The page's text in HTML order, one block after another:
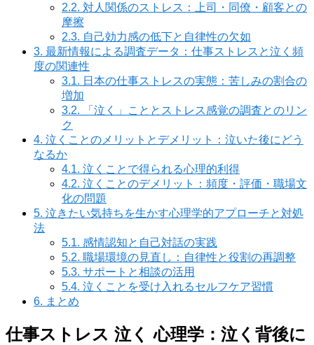
2.2. 対人関係のストレス：上司・同僚・顧客との
摩擦
2.3. 自己効力感の低下と自律性の欠如
3. 最新情報による調査データ：仕事ストレスと泣く頻
度の関連性
3.1. 日本の仕事ストレスの実態：苦しみの割合の
増加
3.2. 「泣く」こととストレス感覚の調査とのリン
ク
4. 泣くことのメリットとデメリット：泣いた後にどう
なるか
4.1. 泣くことで得られる心理的利得
4.2. 泣くことのデメリット：頻度・評価・職場文
化の問題
5. 泣きたい気持ちを生かす心理学的アプローチと対処
法
5.1. 感情認知と自己対話の実践
5.2. 職場環境の見直し：自律性と役割の再調整
5.3. サポートと相談の活用
5.4. 泣くことを受け入れるセルフケア習慣
6. まとめ
仕事ストレス 泣く 心理学：泣く背後に